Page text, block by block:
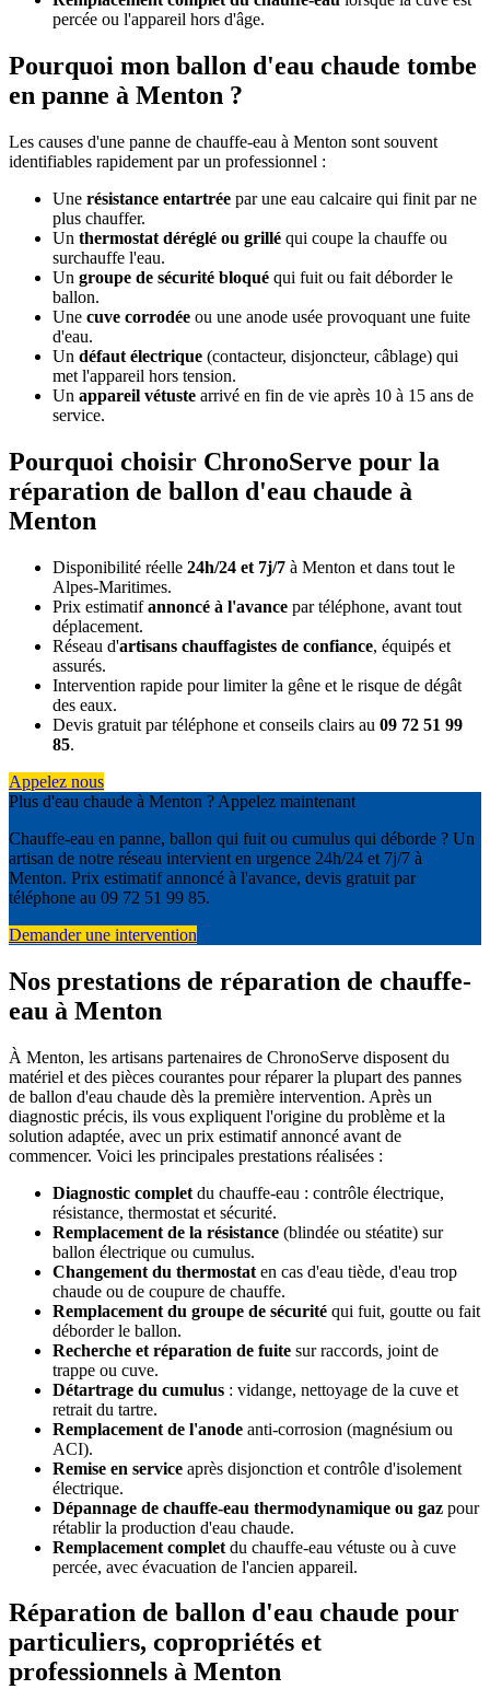
percée ou l'appareil hors d'âge.
Pourquoi mon ballon d'eau chaude tombe
en panne à Menton ?
Les causes d'une panne de chauffe-eau à Menton sont souvent
identifiables rapidement par un professionnel :
Une résistance entartrée par une eau calcaire qui finit par ne
plus chauffer.
Un thermostat déréglé ou grillé qui coupe la chauffe ou
surchauffe l'eau.
Un groupe de sécurité bloqué qui fuit ou fait déborder le
ballon.
Une cuve corrodée ou une anode usée provoquant une fuite
d'eau.
Un défaut électrique (contacteur, disjoncteur, câblage) qui
met l'appareil hors tension.
Un appareil vétuste arrivé en fin de vie après 10 à 15 ans de
service.
Pourquoi choisir ChronoServe pour la
réparation de ballon d'eau chaude à
Menton
Disponibilité réelle 24h/24 et 7j/7 à Menton et dans tout le
Alpes-Maritimes.
Prix estimatifannoncé à l'avance par téléphone, avant tout
déplacement.
Réseau d'artisans chauffagistes de confiance, équipés et
assurés.
Intervention rapide pour limiter la gêne et le risque de dégât
des eaux.
Devis gratuit par téléphone et conseils clairs au 09 72 51 99
85.
Appelez nous
Plus d'eau chaude à Menton ? Appelez maintenant
Chauffe-eau en panne, ballon qui fuit ou cumulus qui déborde ? Un
artisan de notre réseau intervient en urgence 24h/24 et 7j/7 à
Menton. Prix estimatif annoncé à l'avance, devis gratuit par
téléphone au 09 72 51 99 85.
Demander une intervention
Nos prestations de réparation de chauffe-
eau à Menton
À Menton, les artisans partenaires de ChronoServe disposent du
matériel et des pièces courantes pour réparer la plupart des pannes
de ballon d'eau chaude dès la première intervention. Après un
diagnostic précis, ils vous expliquent l'origine du problème et la
solution adaptée, avec un prix estimatif annoncé avant de
commencer. Voici les principales prestations réalisées :
Diagnostic complet du chauffe-eau : contrôle électrique,
résistance, thermostat et sécurité.
Remplacement de la résistance (blindée ou stéatite) sur
ballon électrique ou cumulus.
Changement du thermostat en cas d'eau tiède, d'eau trop
chaude ou de coupure de chauffe.
Remplacement du groupe de sécurité qui fuit, goutte ou fait
déborder le ballon.
Recherche et réparation de fuite sur raccords, joint de
trappe ou cuve.
Détartrage du cumulus : vidange, nettoyage de la cuve et
retrait du tartre.
Remplacement de l'anode anti-corrosion (magnésium ou
ACI).
Remise en service après disjonction et contrôle d'isolement
électrique.
Dépannage de chauffe-eau thermodynamique ou gaz pour
rétablir la production d'eau chaude.
Remplacement complet du chauffe-eau vétuste ou à cuve
percée, avec évacuation de l'ancien appareil.
Réparation de ballon d'eau chaude pour
particuliers, copropriétés et
professionnels à Menton